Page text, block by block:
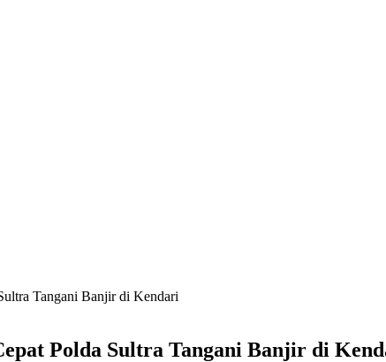
Tangani Banjir di Kendari
Polda Sultra Tangani Banjir di